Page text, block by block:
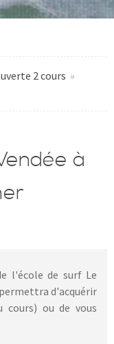
2 cours »
à
l'école de surf Le
permettra d'acquérir
cours) ou de vous